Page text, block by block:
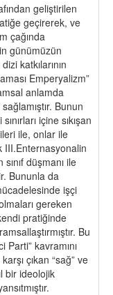
geliştirilen
geçirerek, ve
çağında
günümüzün
katkılarının
Emperyalizm”
anlamda
Bunun
içine sıkışan
ile, onlar ile
III.Enternasyonalin
düşmanı ile
Bununla da
işçi
gereken
pratiğinde
Bu
kavramını
çıkan “sağ” ve
bir ideolojik